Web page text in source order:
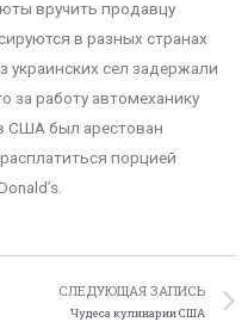
вручить продавцу
в разных странах
украинских сел задержали
за работу автомеханику
США был арестован
порцией
СЛЕДУЮЩАЯ ЗАПИСЬ
Чудеса кулинарии США